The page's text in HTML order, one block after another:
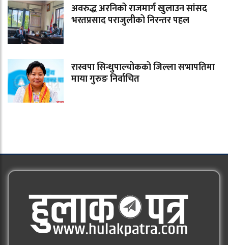
अवरुद्ध अरनिको राजमार्ग खुलाउन सांसद
भरतप्रसाद पराजुलीको निरन्तर पहल
रास्वपा सिन्धुपाल्चोकको जिल्ला सभापतिमा
माया गुरुङ निर्वाचित